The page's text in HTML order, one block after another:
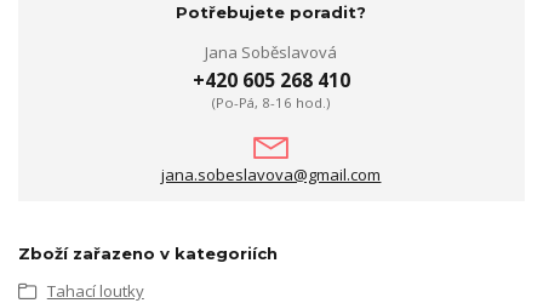
Potřebujete poradit?
Jana Soběslavová
+420 605 268 410
(Po-Pá, 8-16 hod.)
jana.sobeslavova@gmail.com
Zboží zařazeno v kategoriích
Tahací loutky